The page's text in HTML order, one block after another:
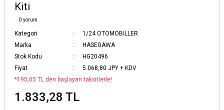
Kiti
0 yorum
Kategori
1/24 OTOMOBİLLER
Marka
HASEGAWA
Stok Kodu
HG20496
Fiyat
5.068,80 JPY + KDV
*195,05 TL den başlayan taksitlerle!
1.833,28 TL